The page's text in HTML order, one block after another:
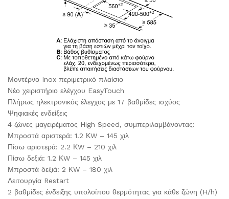
Μοντέρνο Inox περιμετρικό πλαίσιο
Νέο χειριστήριο ελέγχου EasyTouch
Πλήρως ηλεκτρονικός έλεγχος με 17 βαθμίδες ισχύος
Ψηφιακές ενδείξεις
4 ζώνες μαγειρέματος High Speed, συμπεριλαμβάνοντας:
Μπροστά αριστερά: 1.2 ΚW – 145 χιλ
Πίσω αριστερά: 2.2 ΚW – 210 χιλ
Πίσω δεξιά: 1.2 ΚW – 145 χιλ
Μπροστά δεξιά: 2 ΚW – 180 χιλ
Λειτουργία Restart
2 βαθμίδες ένδειξης υπολοίπου θερμότητας για κάθε ζώνη (H/h)